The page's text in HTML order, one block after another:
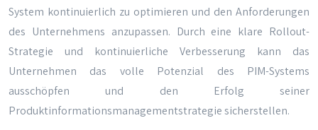
System kontinuierlich zu optimieren und den Anforderungen
des Unternehmens anzupassen. Durch eine klare Rollout-
Strategie und kontinuierliche Verbesserung kann das
Unternehmen das volle Potenzial des PIM-Systems
ausschöpfen und den Erfolg seiner
Produktinformationsmanagementstrategie sicherstellen.